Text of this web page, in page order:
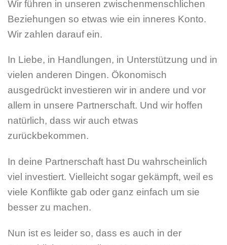
Wir führen in unseren zwischenmenschlichen
Beziehungen so etwas wie ein inneres Konto.
Wir zahlen darauf ein.
In Liebe, in Handlungen, in Unterstützung und in
vielen anderen Dingen. Ökonomisch
ausgedrückt investieren wir in andere und vor
allem in unsere Partnerschaft. Und wir hoffen
natürlich, dass wir auch etwas
zurückbekommen.
In deine Partnerschaft hast Du wahrscheinlich
viel investiert. Vielleicht sogar gekämpft, weil es
viele Konflikte gab oder ganz einfach um sie
besser zu machen.
Nun ist es leider so, dass es auch in der